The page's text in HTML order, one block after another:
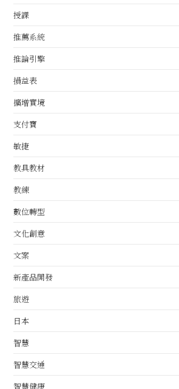
授課
推薦系統
推論引擎
損益表
擴增實境
支付寶
敏捷
教具教材
教練
數位轉型
文化創意
文案
新產品開發
旅遊
日本
智慧
智慧交通
智慧健康